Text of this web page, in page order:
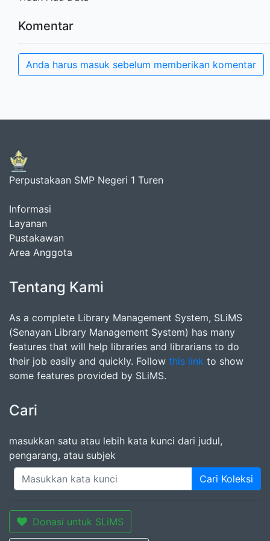
Komentar
Anda harus masuk sebelum memberikan komentar
Perpustakaan SMP Negeri 1 Turen
Informasi
Layanan
Pustakawan
Area Anggota
Tentang Kami
As a complete Library Management System, SLiMS
(Senayan Library Management System) has many
features that will help libraries and librarians to do
their job easily and quickly. Follow this link to show
some features provided by SLiMS.
Cari
masukkan satu atau lebih kata kunci dari judul,
pengarang, atau subjek
Cari Koleksi
Donasi untuk SLiMS